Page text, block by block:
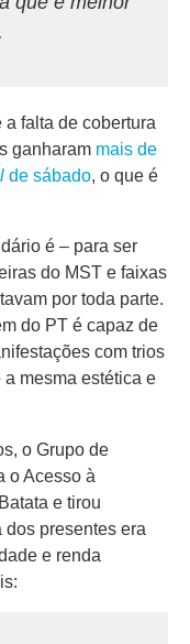
falta de cobertura
ganharam mais de
de sábado, o que é
é – para ser
do MST e faixas
por toda parte.
do PT é capaz de
com trios
mesma estética e
o Grupo de
o Acesso à
e tirou
dos presentes era
e renda